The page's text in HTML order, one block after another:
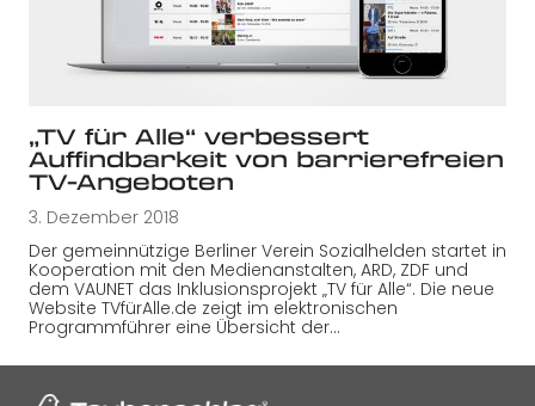
„TV für Alle“ verbessert
Auffindbarkeit von barrierefreien
TV-Angeboten
3. Dezember 2018
Der gemeinnützige Berliner Verein Sozialhelden startet in
Kooperation mit den Medienanstalten, ARD, ZDF und
dem VAUNET das Inklusionsprojekt „TV für Alle“. Die neue
Website TVfürAlle.de zeigt im elektronischen
Programmführer eine Übersicht der…